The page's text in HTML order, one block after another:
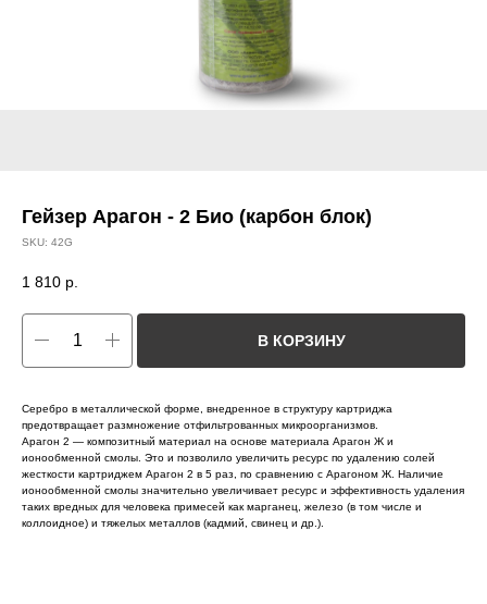
Гейзер Арагон - 2 Био (карбон блок)
SKU: 42G
1 810 р.
В КОРЗИНУ
Серебро в металлической форме, внедренное в структуру картриджа
предотвращает размножение отфильтрованных микроорганизмов.
Арагон 2 — композитный материал на основе материала Арагон Ж и
ионообменной смолы. Это и позволило увеличить ресурс по удалению солей
жесткости картриджем Арагон 2 в 5 раз, по сравнению с Арагоном Ж. Наличие
ионообменной смолы значительно увеличивает ресурс и эффективность удаления
таких вредных для человека примесей как марганец, железо (в том числе и
коллоидное) и тяжелых металлов (кадмий, свинец и др.).